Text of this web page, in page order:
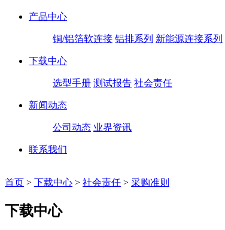
产品中心
铜/铝箔软连接 铝排系列 新能源连接系列
下载中心
选型手册 测试报告 社会责任
新闻动态
公司动态 业界资讯
联系我们
首页 > 下载中心 > 社会责任 > 采购准则
下载中心